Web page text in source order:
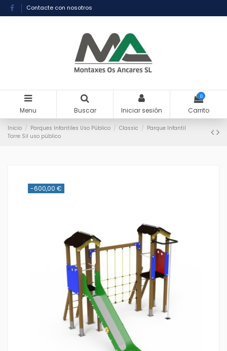
Contacte con nosotros
Menu Buscar Iniciar sesión
0
Carrito
Inicio Parques Infantiles Uso Público Classic
Parque Infantil
Torre Sil uso público
-600,00 €